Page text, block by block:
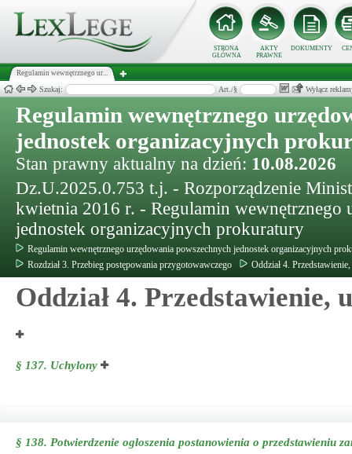
STRONA
GŁÓWNA
AKTY
PRAWNE
DOKUMENTY
Regulamin wewnętrznego ur...
Szukaj: Art./§ Wyłącz
Regulamin wewnętrznego
jednostek organizacyjnych
Stan prawny aktualny na dzień: 10.08.2026
Dz.U.2025.0.753 t.j. - Rozporządzenie
kwietnia 2016 r. - Regulamin wewnętrznego
jednostek organizacyjnych prokuratury
Regulamin wewnętrznego urzędowania powszechnych jednostek organizacyjnych
Rozdział 3. Przebieg postępowania przygotowawczego
Oddział 4.
Oddział 4. Przedstawienie,
§ 137. Uchylony
§ 138. Potwierdzenie ogłoszenia postanowienia o przedstawieniu